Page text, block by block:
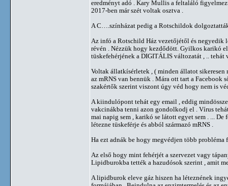
eredményt adó . Kary Mullis a feltaláló
2017-ben már szét voltak osztva .
A C….színházat pedig a Rotschildok
Az infó a Rotschild Ház vezetőjétől és
révén . Nézzük hogy kezdődött. Gyilkos karikó
tüskefehérjének a DIGITÁLIS változatát , ..
Voltak állatkísérletek , ( minden állatot
az mRNS van bennük . Mára ott tart a Facebook
szakértők szerint viszont úgy véd hogy nem is
A kiindulópont tehát egy email , eddig
vakcinákba tenni azon gondolkodj el . Vírus
mai napig sem , karikó se látott egyet sem . ...
létezne tüskeférje és abból származó mRNS .
Ha ezt adnák be hogy megvédjen több probléma
Az első hogy mint fehérjét a szervezet vagy
Lipidburokba tették a hazudósok szerint , amit
A lipidburok eleve gáz hiszen ha léteznének